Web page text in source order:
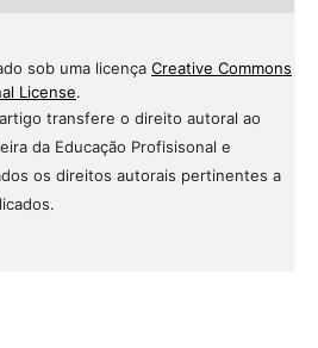
sob uma licença Creative Commons
License.
transfere o direito autoral ao
da Educação Profisisonal e
os direitos autorais pertinentes a